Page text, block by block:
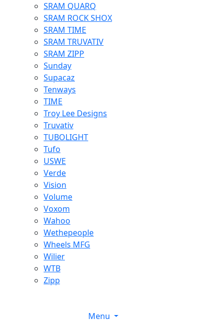
SRAM QUARQ
SRAM ROCK SHOX
SRAM TIME
SRAM TRUVATIV
SRAM ZIPP
Sunday
Supacaz
Tenways
TIME
Troy Lee Designs
Truvativ
TUBOLIGHT
Tufo
USWE
Verde
Vision
Volume
Voxom
Wahoo
Wethepeople
Wheels MFG
Wilier
WTB
Zipp
Menu